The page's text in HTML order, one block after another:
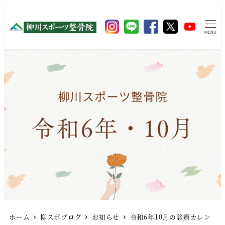
MENU
ホーム 柳スポブログ お知らせ
令和6年10月の診療カレン